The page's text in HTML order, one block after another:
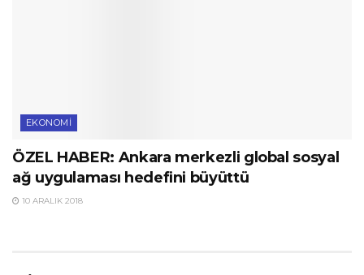
EKONOMI
ÖZEL HABER: Ankara merkezli global sosyal
ağ uygulaması hedefini büyüttü
10 ARALIK 2018